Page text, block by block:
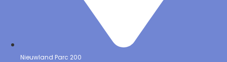
Nieuwland Parc 200